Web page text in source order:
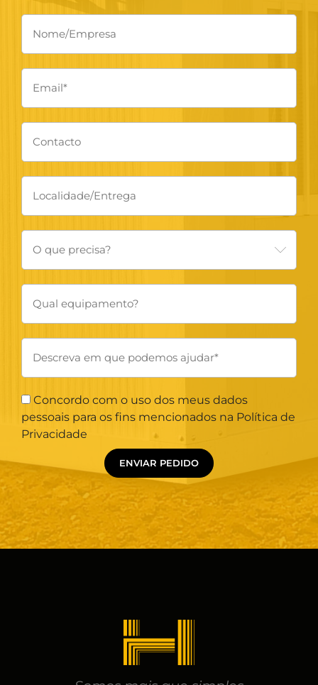
Concordo com o uso dos meus dados
pessoais para os fins mencionados na Política de
Privacidade
ENVIAR PEDIDO